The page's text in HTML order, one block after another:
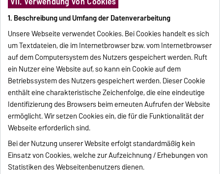
1. Beschreibung und Umfang der Datenverarbeitung
Unsere Webseite verwendet Cookies. Bei Cookies handelt es sich
um Textdateien, die im Internetbrowser bzw. vom Internetbrowser
auf dem Computersystem des Nutzers gespeichert werden. Ruft
ein Nutzer eine Website auf, so kann ein Cookie auf dem
Betriebssystem des Nutzers gespeichert werden. Dieser Cookie
enthält eine charakteristische Zeichenfolge, die eine eindeutige
Identifizierung des Browsers beim erneuten Aufrufen der Website
ermöglicht. Wir setzen Cookies ein, die für die Funktionalität der
Webseite erforderlich sind.
Bei der Nutzung unserer Website erfolgt standardmäßig kein
Einsatz von Cookies, welche zur Aufzeichnung / Erhebungen von
Statistiken des Webseitenbenutzers dienen.